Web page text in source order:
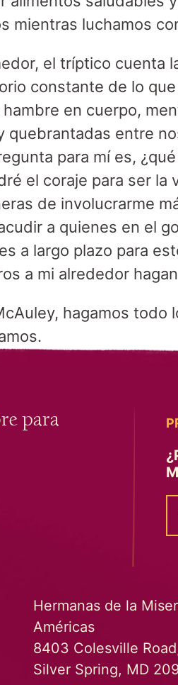
mientras luchamos
el tríptico cuenta
constante de lo
en cuerpo,
quebrantadas entre
para mí es,
el coraje para ser la
de involucrarme
a quienes en el
a largo plazo para
a mi alrededor
hagamos todo
para
Hermanas de la
Américas
8403 Colesville
Silver Spring, MD